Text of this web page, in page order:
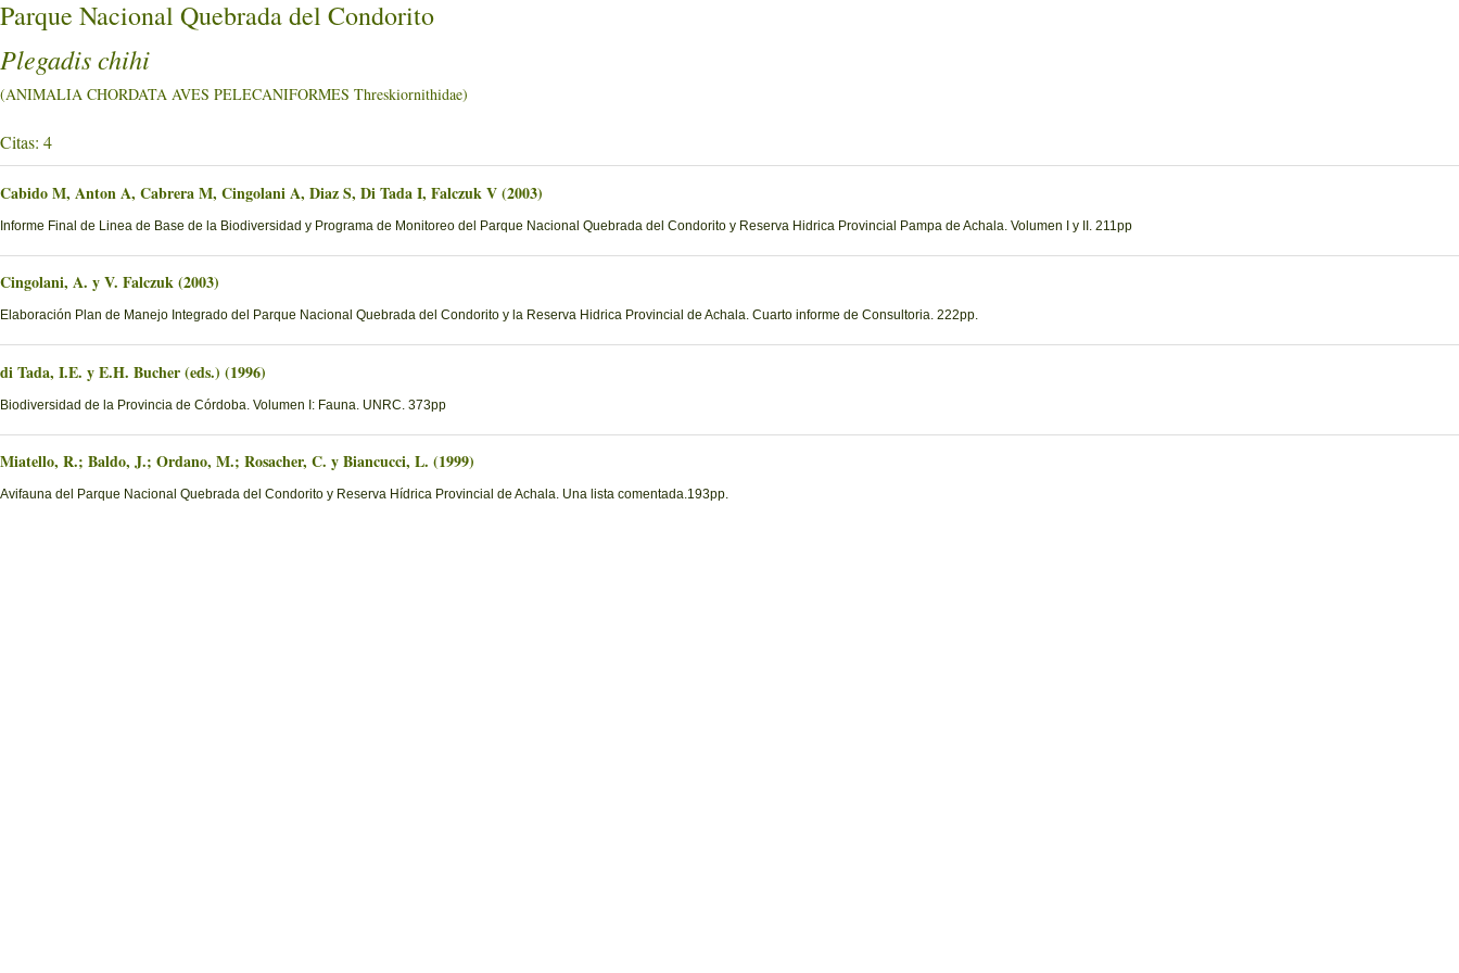
Parque Nacional Quebrada del Condorito
Plegadis chihi
(ANIMALIA CHORDATA AVES PELECANIFORMES Threskiornithidae)
Citas: 4
Cabido M, Anton A, Cabrera M, Cingolani A, Diaz S, Di Tada I, Falczuk V (2003)
Informe Final de Linea de Base de la Biodiversidad y Programa de Monitoreo del Parque Nacional Quebrada del Condorito y Reserva Hidrica Provincial Pampa de Achala. Volumen I y II. 211pp
Cingolani, A. y V. Falczuk (2003)
Elaboración Plan de Manejo Integrado del Parque Nacional Quebrada del Condorito y la Reserva Hidrica Provincial de Achala. Cuarto informe de Consultoria. 222pp.
di Tada, I.E. y E.H. Bucher (eds.) (1996)
Biodiversidad de la Provincia de Córdoba. Volumen I: Fauna. UNRC. 373pp
Miatello, R.; Baldo, J.; Ordano, M.; Rosacher, C. y Biancucci, L. (1999)
Avifauna del Parque Nacional Quebrada del Condorito y Reserva Hídrica Provincial de Achala. Una lista comentada.193pp.